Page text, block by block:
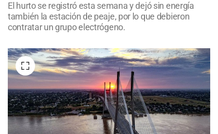
El hurto se registró esta semana y dejó sin energía
también la estación de peaje, por lo que debieron
contratar un grupo electrógeno.